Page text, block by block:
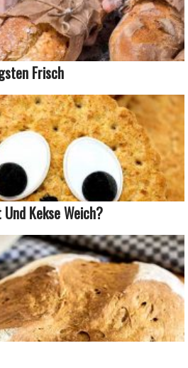
Frisch
Kekse Weich?